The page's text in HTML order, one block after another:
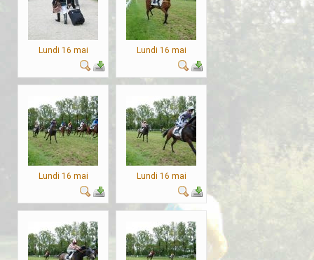
Lundi 16 mai Lundi 16 mai
Lundi 16 mai Lundi 16 mai